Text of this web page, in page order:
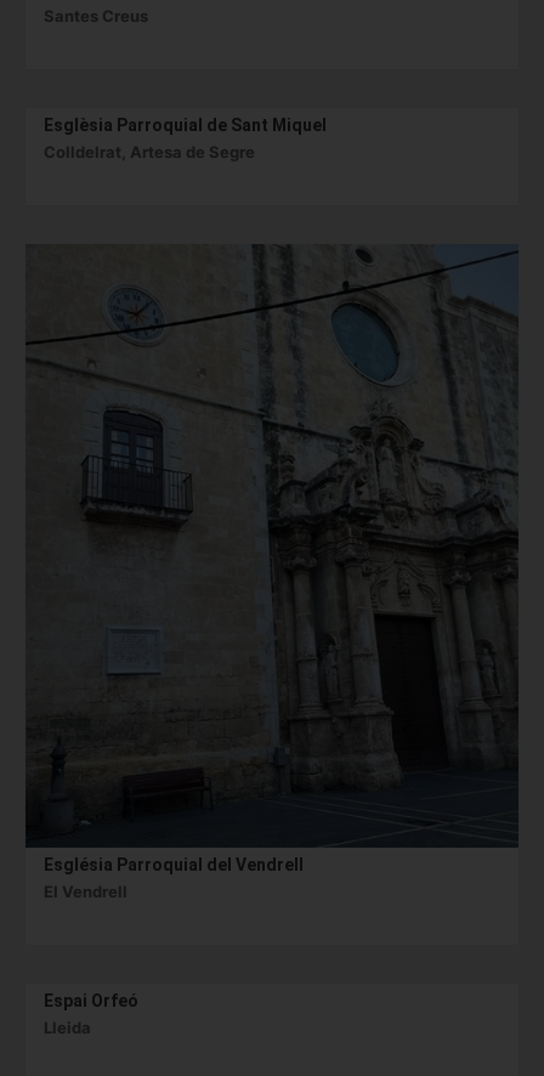
Santes Creus
Esglèsia Parroquial de Sant Miquel
Colldelrat, Artesa de Segre
Església Parroquial del Vendrell
El Vendrell
Espai Orfeó
Lleida